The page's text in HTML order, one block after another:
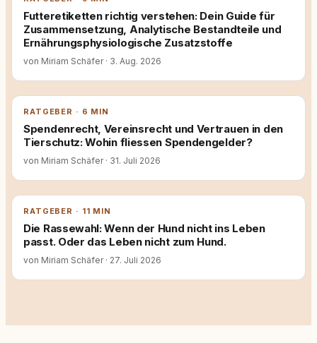
Futteretiketten richtig verstehen: Dein Guide für
Zusammensetzung, Analytische Bestandteile und
Ernährungsphysiologische Zusatzstoffe
von Miriam Schäfer · 3. Aug. 2026
RATGEBER · 6 MIN
Spendenrecht, Vereinsrecht und Vertrauen in den
Tierschutz: Wohin fliessen Spendengelder?
von Miriam Schäfer · 31. Juli 2026
RATGEBER · 11 MIN
Die Rassewahl: Wenn der Hund nicht ins Leben
passt. Oder das Leben nicht zum Hund.
von Miriam Schäfer · 27. Juli 2026